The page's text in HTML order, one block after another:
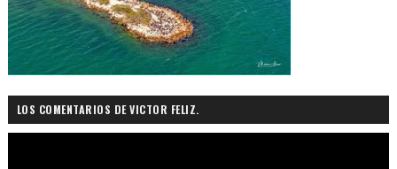
LOS COMENTARIOS DE VICTOR FELIZ.